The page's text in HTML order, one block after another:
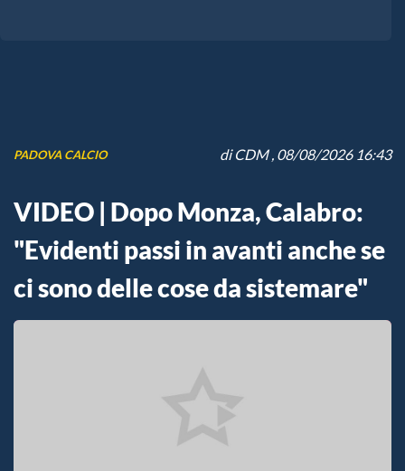
PADOVA CALCIO diCDM, 08/08/2026 16:43
VIDEO | Dopo Monza, Calabro:
"Evidenti passi in avanti anche se
ci sono delle cose da sistemare"